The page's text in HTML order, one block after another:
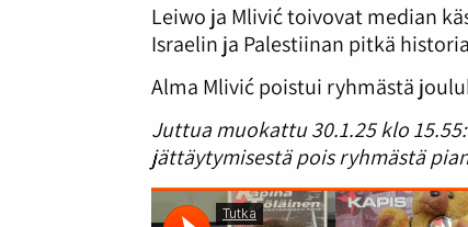
Leiwo ja Mlivić toivovat median
Israelin ja Palestiinan pitkä
Alma Mlivić poistui ryhmästä
Juttua muokattu 30.1.25 klo
jättäytymisestä pois ryhmästä